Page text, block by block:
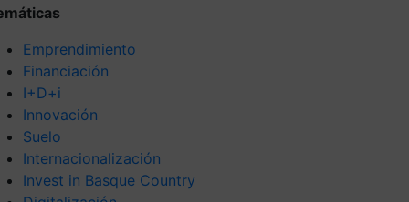
Emprendimiento
Financiación
I+D+i
Innovación
Suelo
Internacionalización
Invest in Basque Country